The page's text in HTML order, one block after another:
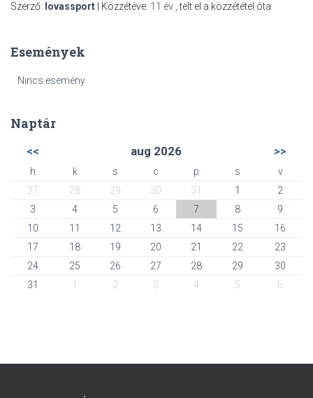
Szerző: lovassport | Közzétéve: 11 év ,telt el a közzététel óta
Események
Nincs esemény
Naptár
<< aug 2026 >>
h k s c p s
v
27
28 29 30 31 1
2
3
4 5 6 7 8
9
10
11 12 13 14 15
16
17
18 19 20 21 22
23
24
25 26 27 28 29
30
31
1 2 3 4 5 6